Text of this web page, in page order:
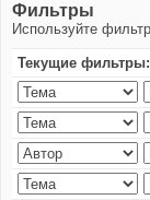
Фильтры
Используйте
Текущие фильтры: